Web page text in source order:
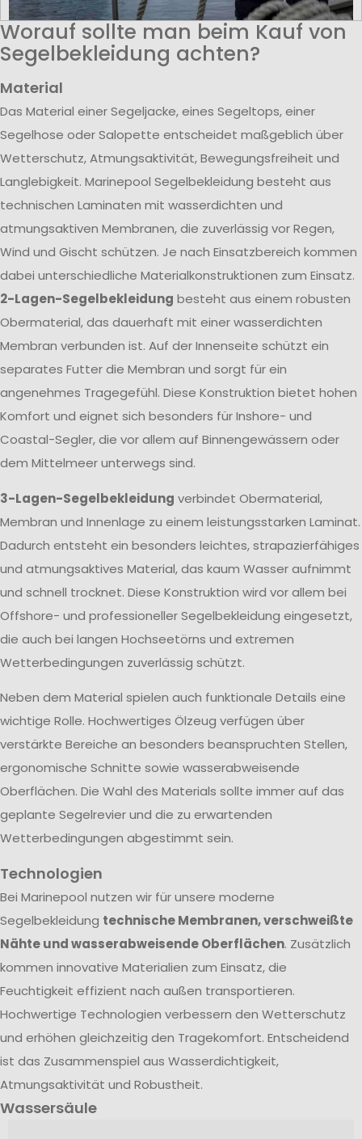
Worauf sollte man beim Kauf von
Segelbekleidung achten?
Material
Das Material einer Segeljacke, eines Segeltops, einer
Segelhose oder Salopette entscheidet maßgeblich über
Wetterschutz, Atmungsaktivität, Bewegungsfreiheit und
Langlebigkeit. Marinepool Segelbekleidung besteht aus
technischen Laminaten mit wasserdichten und
atmungsaktiven Membranen, die zuverlässig vor Regen,
Wind und Gischt schützen. Je nach Einsatzbereich kommen
dabei unterschiedliche Materialkonstruktionen zum Einsatz.
2-Lagen-Segelbekleidung besteht aus einem robusten
Obermaterial, das dauerhaft mit einer wasserdichten
Membran verbunden ist. Auf der Innenseite schützt ein
separates Futter die Membran und sorgt für ein
angenehmes Tragegefühl. Diese Konstruktion bietet hohen
Komfort und eignet sich besonders für Inshore- und
Coastal-Segler, die vor allem auf Binnengewässern oder
dem Mittelmeer unterwegs sind.
3-Lagen-Segelbekleidung verbindet Obermaterial,
Membran und Innenlage zu einem leistungsstarken Laminat.
Dadurch entsteht ein besonders leichtes, strapazierfähiges
und atmungsaktives Material, das kaum Wasser aufnimmt
und schnell trocknet. Diese Konstruktion wird vor allem bei
Offshore- und professioneller Segelbekleidung eingesetzt,
die auch bei langen Hochseetörns und extremen
Wetterbedingungen zuverlässig schützt.
Neben dem Material spielen auch funktionale Details eine
wichtige Rolle. Hochwertiges Ölzeug verfügen über
verstärkte Bereiche an besonders beanspruchten Stellen,
ergonomische Schnitte sowie wasserabweisende
Oberflächen. Die Wahl des Materials sollte immer auf das
geplante Segelrevier und die zu erwartenden
Wetterbedingungen abgestimmt sein.
Technologien
Bei Marinepool nutzen wir für unsere moderne
Segelbekleidung technische Membranen, verschweißte
Nähte und wasserabweisende Oberflächen. Zusätzlich
kommen innovative Materialien zum Einsatz, die
Feuchtigkeit effizient nach außen transportieren.
Hochwertige Technologien verbessern den Wetterschutz
und erhöhen gleichzeitig den Tragekomfort. Entscheidend
ist das Zusammenspiel aus Wasserdichtigkeit,
Atmungsaktivität und Robustheit.
Wassersäule